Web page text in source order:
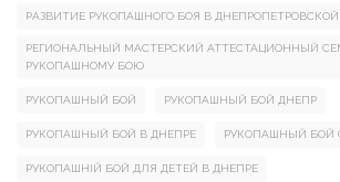
РАЗВИТИЕ РУКОПАШНОГО БОЯ В
РЕГИОНАЛЬНЫЙ МАСТЕРСКИЙ АТТЕСТАЦИОННЫЙ
РУКОПАШНОМУ БОЮ
РУКОПАШНЫЙ БОЙ РУКОПАШНЫЙ БОЙ ДНЕПР
РУКОПАШНЫЙ БОЙ В ДНЕПРЕ РУКОПАШНЫЙ БОЙ
РУКОПАШНІЙ БОЙ ДЛЯ ДЕТЕЙ В ДНЕПРЕ